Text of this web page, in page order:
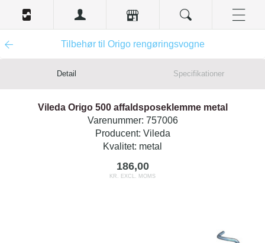
Tilbehør til Origo rengøringsvogne
Detail Specifikationer
Vileda Origo 500 affaldsposeklemme metal
Varenummer: 757006
Producent: Vileda
Kvalitet: metal
186,00
KR. EXCL. MOMS